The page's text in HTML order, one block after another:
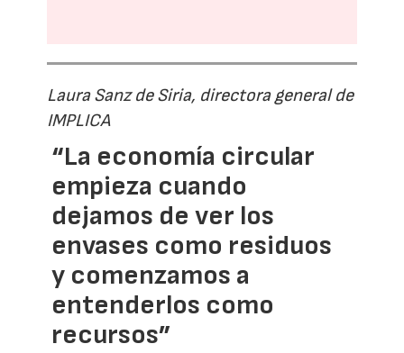
Laura Sanz de Siria, directora general de
IMPLICA
“La economía circular
empieza cuando
dejamos de ver los
envases como residuos
y comenzamos a
entenderlos como
recursos”